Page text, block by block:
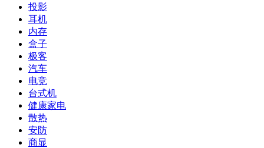
投影
耳机
内存
盒子
极客
汽车
电竞
台式机
健康家电
散热
安防
商显